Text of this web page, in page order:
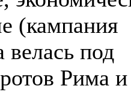
(кампания
под
Рима и